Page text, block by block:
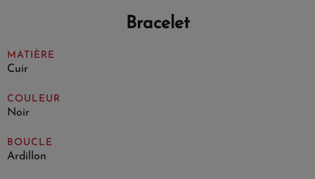
Bracelet
MATIÈRE
Cuir
COULEUR
Noir
BOUCLE
Ardillon